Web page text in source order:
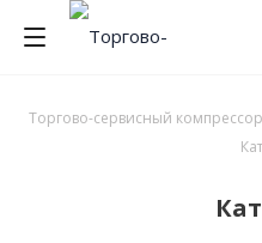
Торгово-сервисный